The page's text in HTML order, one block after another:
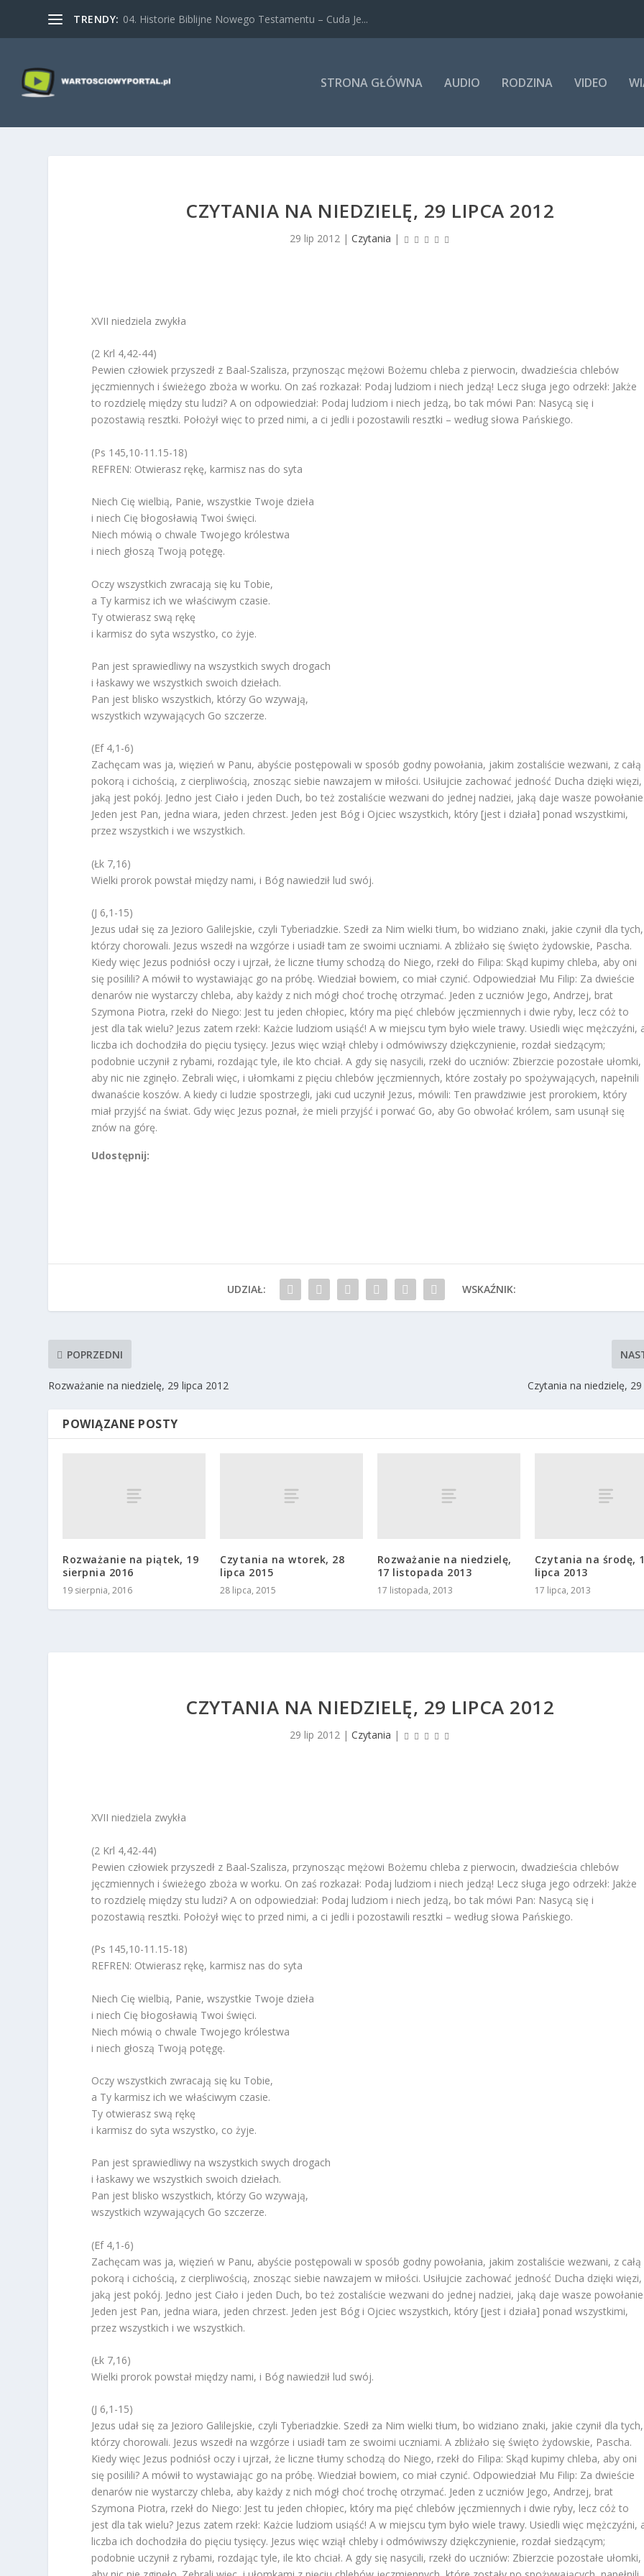
TRENDY: 04. Historie Biblijne Nowego Testamentu – Cuda Je...
STRONA GŁÓWNA AUDIO RODZINA VIDEO
CZYTANIA NA NIEDZIELĘ, 29 LIPCA 2012
29 lip 2012 |Czytania |
XVII niedziela zwykła
(2 Krl 4,42-44)
Pewien człowiek przyszedł z Baal-Szalisza, przynosząc mężowi Bożemu chleba z pierwocin, dwadzieścia chlebów
jęczmiennych i świeżego zboża w worku. On zaś rozkazał: Podaj ludziom i niech jedzą! Lecz sługa jego odrzekł: Jakże
to rozdzielę między stu ludzi? A on odpowiedział: Podaj ludziom i niech jedzą, bo tak mówi Pan: Nasycą się i
pozostawią resztki. Położył więc to przed nimi, a ci jedli i pozostawili resztki – według słowa Pańskiego.
(Ps 145,10-11.15-18)
REFREN: Otwierasz rękę, karmisz nas do syta
Niech Cię wielbią, Panie, wszystkie Twoje dzieła
i niech Cię błogosławią Twoi święci.
Niech mówią o chwale Twojego królestwa
i niech głoszą Twoją potęgę.
Oczy wszystkich zwracają się ku Tobie,
a Ty karmisz ich we właściwym czasie.
Ty otwierasz swą rękę
i karmisz do syta wszystko, co żyje.
Pan jest sprawiedliwy na wszystkich swych drogach
i łaskawy we wszystkich swoich dziełach.
Pan jest blisko wszystkich, którzy Go wzywają,
wszystkich wzywających Go szczerze.
(Ef 4,1-6)
Zachęcam was ja, więzień w Panu, abyście postępowali w sposób godny powołania, jakim zostaliście wezwani, z całą
pokorą i cichością, z cierpliwością, znosząc siebie nawzajem w miłości. Usiłujcie zachować jedność Ducha dzięki więzi,
jaką jest pokój. Jedno jest Ciało i jeden Duch, bo też zostaliście wezwani do jednej nadziei, jaką daje wasze
Jeden jest Pan, jedna wiara, jeden chrzest. Jeden jest Bóg i Ojciec wszystkich, który [jest i działa] ponad wszystkimi,
przez wszystkich i we wszystkich.
(Łk 7,16)
Wielki prorok powstał między nami, i Bóg nawiedził lud swój.
(J 6,1-15)
Jezus udał się za Jezioro Galilejskie, czyli Tyberiadzkie. Szedł za Nim wielki tłum, bo widziano znaki, jakie czynił dla tych,
którzy chorowali. Jezus wszedł na wzgórze i usiadł tam ze swoimi uczniami. A zbliżało się święto żydowskie, Pascha.
Kiedy więc Jezus podniósł oczy i ujrzał, że liczne tłumy schodzą do Niego, rzekł do Filipa: Skąd kupimy chleba, aby oni
się posilili? A mówił to wystawiając go na próbę. Wiedział bowiem, co miał czynić. Odpowiedział Mu Filip: Za dwieście
denarów nie wystarczy chleba, aby każdy z nich mógł choć trochę otrzymać. Jeden z uczniów Jego, Andrzej, brat
Szymona Piotra, rzekł do Niego: Jest tu jeden chłopiec, który ma pięć chlebów jęczmiennych i dwie ryby, lecz cóż to
jest dla tak wielu? Jezus zatem rzekł: Każcie ludziom usiąść! A w miejscu tym było wiele trawy. Usiedli więc mężczyźni,
liczba ich dochodziła do pięciu tysięcy. Jezus więc wziął chleby i odmówiwszy dziękczynienie, rozdał siedzącym;
podobnie uczynił z rybami, rozdając tyle, ile kto chciał. A gdy się nasycili, rzekł do uczniów: Zbierzcie pozostałe ułomki,
aby nic nie zginęło. Zebrali więc, i ułomkami z pięciu chlebów jęczmiennych, które zostały po spożywających, napełnili
dwanaście koszów. A kiedy ci ludzie spostrzegli, jaki cud uczynił Jezus, mówili: Ten prawdziwie jest prorokiem, który
miał przyjść na świat. Gdy więc Jezus poznał, że mieli przyjść i porwać Go, aby Go obwołać królem, sam usunął się
znów na górę.
Udostępnij:
UDZIAŁ: WSKAŹNIK:
POPRZEDNI
Rozważanie na niedzielę, 29 lipca 2012 Czytania na niedzielę,
POWIĄZANE POSTY
Rozważanie na piątek, 19
sierpnia 2016
19 sierpnia, 2016
Czytania na wtorek, 28
lipca 2015
28 lipca, 2015
Rozważanie na niedzielę,
17 listopada 2013
17 listopada, 2013
Czytania na środę,
lipca 2013
17 lipca, 2013
CZYTANIA NA NIEDZIELĘ, 29 LIPCA 2012
29 lip 2012 |Czytania |
XVII niedziela zwykła
(2 Krl 4,42-44)
Pewien człowiek przyszedł z Baal-Szalisza, przynosząc mężowi Bożemu chleba z pierwocin, dwadzieścia chlebów
jęczmiennych i świeżego zboża w worku. On zaś rozkazał: Podaj ludziom i niech jedzą! Lecz sługa jego odrzekł: Jakże
to rozdzielę między stu ludzi? A on odpowiedział: Podaj ludziom i niech jedzą, bo tak mówi Pan: Nasycą się i
pozostawią resztki. Położył więc to przed nimi, a ci jedli i pozostawili resztki – według słowa Pańskiego.
(Ps 145,10-11.15-18)
REFREN: Otwierasz rękę, karmisz nas do syta
Niech Cię wielbią, Panie, wszystkie Twoje dzieła
i niech Cię błogosławią Twoi święci.
Niech mówią o chwale Twojego królestwa
i niech głoszą Twoją potęgę.
Oczy wszystkich zwracają się ku Tobie,
a Ty karmisz ich we właściwym czasie.
Ty otwierasz swą rękę
i karmisz do syta wszystko, co żyje.
Pan jest sprawiedliwy na wszystkich swych drogach
i łaskawy we wszystkich swoich dziełach.
Pan jest blisko wszystkich, którzy Go wzywają,
wszystkich wzywających Go szczerze.
(Ef 4,1-6)
Zachęcam was ja, więzień w Panu, abyście postępowali w sposób godny powołania, jakim zostaliście wezwani, z całą
pokorą i cichością, z cierpliwością, znosząc siebie nawzajem w miłości. Usiłujcie zachować jedność Ducha dzięki więzi,
jaką jest pokój. Jedno jest Ciało i jeden Duch, bo też zostaliście wezwani do jednej nadziei, jaką daje wasze
Jeden jest Pan, jedna wiara, jeden chrzest. Jeden jest Bóg i Ojciec wszystkich, który [jest i działa] ponad wszystkimi,
przez wszystkich i we wszystkich.
(Łk 7,16)
Wielki prorok powstał między nami, i Bóg nawiedził lud swój.
(J 6,1-15)
Jezus udał się za Jezioro Galilejskie, czyli Tyberiadzkie. Szedł za Nim wielki tłum, bo widziano znaki, jakie czynił dla tych,
którzy chorowali. Jezus wszedł na wzgórze i usiadł tam ze swoimi uczniami. A zbliżało się święto żydowskie, Pascha.
Kiedy więc Jezus podniósł oczy i ujrzał, że liczne tłumy schodzą do Niego, rzekł do Filipa: Skąd kupimy chleba, aby oni
się posilili? A mówił to wystawiając go na próbę. Wiedział bowiem, co miał czynić. Odpowiedział Mu Filip: Za dwieście
denarów nie wystarczy chleba, aby każdy z nich mógł choć trochę otrzymać. Jeden z uczniów Jego, Andrzej, brat
Szymona Piotra, rzekł do Niego: Jest tu jeden chłopiec, który ma pięć chlebów jęczmiennych i dwie ryby, lecz cóż to
jest dla tak wielu? Jezus zatem rzekł: Każcie ludziom usiąść! A w miejscu tym było wiele trawy. Usiedli więc mężczyźni,
liczba ich dochodziła do pięciu tysięcy. Jezus więc wziął chleby i odmówiwszy dziękczynienie, rozdał siedzącym;
podobnie uczynił z rybami, rozdając tyle, ile kto chciał. A gdy się nasycili, rzekł do uczniów: Zbierzcie pozostałe ułomki,